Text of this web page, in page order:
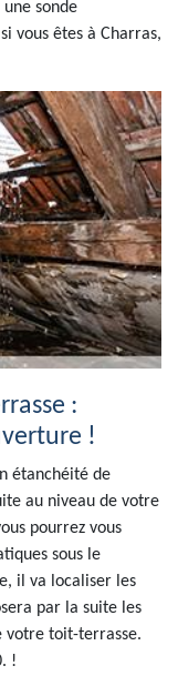
sonde
vous êtes à Charras,
:
!
étanchéité de
au niveau de votre
pourrez vous
sous le
il va localiser les
par la suite les
votre toit-terrasse.
!